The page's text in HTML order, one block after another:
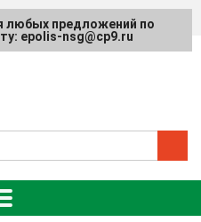
любых предложений по
epolis-nsg@cp9.ru